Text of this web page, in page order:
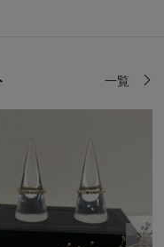
一覧
次の